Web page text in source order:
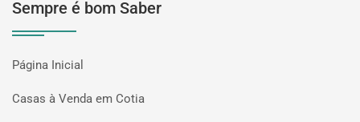
Sempre é bom Saber
Página Inicial
Casas à Venda em Cotia